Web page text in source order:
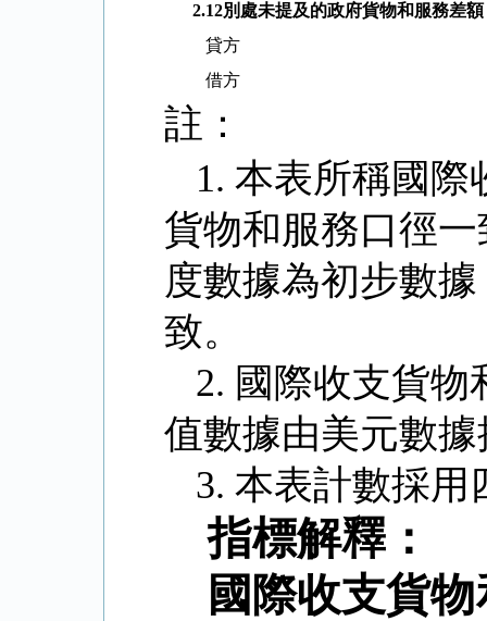
2.12別處未提及的政府貨物和服務差額
貸方
借方
註：
1.本表所稱國際
貨物和服務口徑
度數據為初步數
致。
2. 國際收支貨
值數據由美元數
3.本表計數採用
指標解釋：
國際收支貨